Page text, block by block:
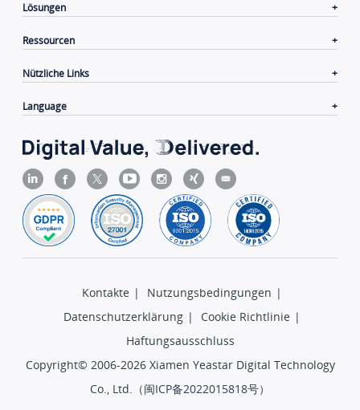
Lösungen
Ressourcen
Nützliche Links
Language
Kontakte | Nutzungsbedingungen |
Datenschutzerklärung | Cookie Richtlinie |
Haftungsausschluss
Copyright© 2006-2026 Xiamen Yeastar Digital Technology
Co., Ltd.（闽ICP备2022015818号）